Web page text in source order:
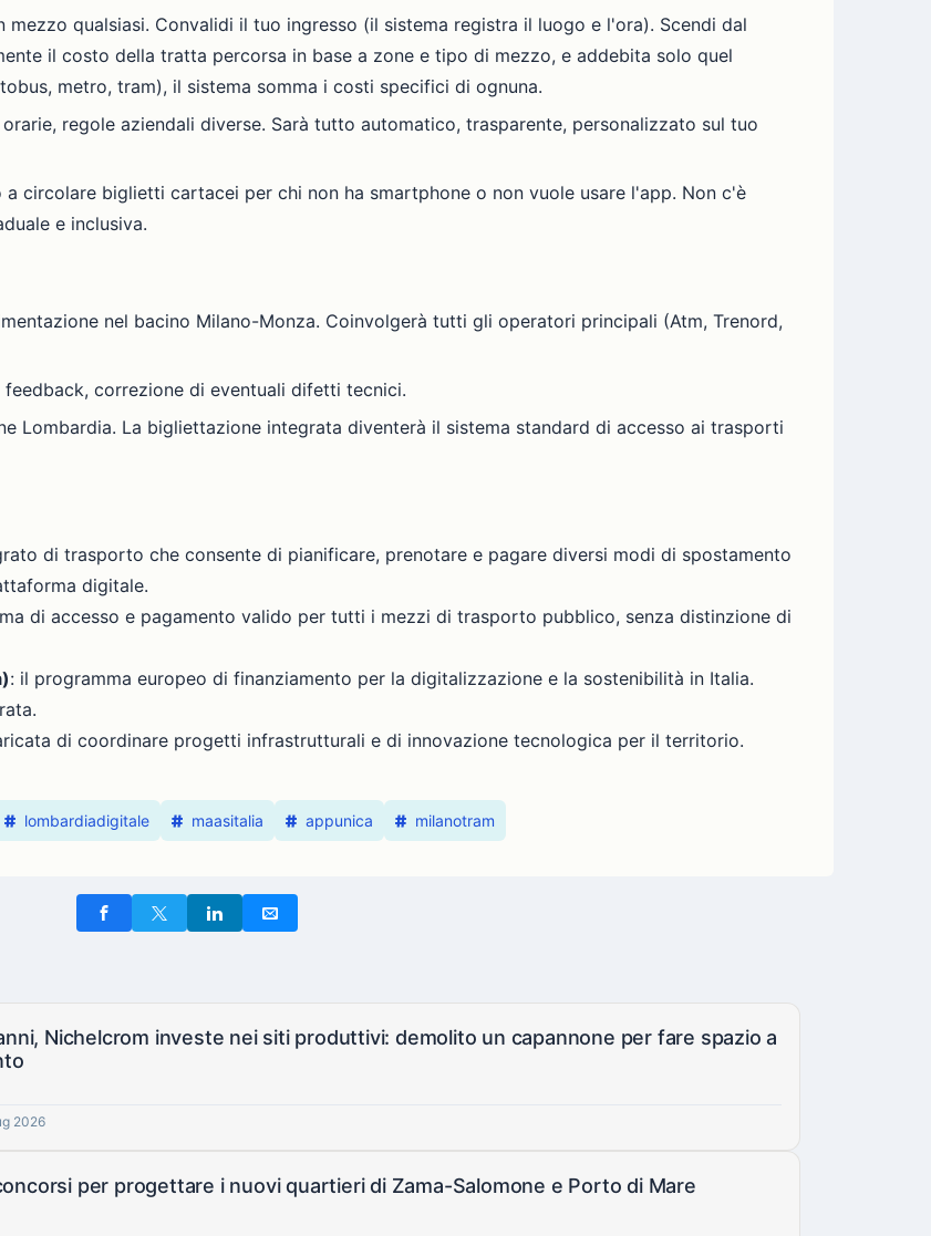
qualsiasi. Convalidi il tuo ingresso (il sistema registra il luogo e l'ora). Scendi dal
il costo della tratta percorsa in base a zone e tipo di mezzo, e addebita solo quel
metro, tram), il sistema somma i costi specifici di ognuna.
regole aziendali diverse. Sarà tutto automatico, trasparente, personalizzato sul tuo
circolare biglietti cartacei per chi non ha smartphone o non vuole usare l'app. Non c'è
e inclusiva.
nel bacino Milano-Monza. Coinvolgerà tutti gli operatori principali (Atm, Trenord,
correzione di eventuali difetti tecnici.
Lombardia. La bigliettazione integrata diventerà il sistema standard di accesso ai trasporti
di trasporto che consente di pianificare, prenotare e pagare diversi modi di spostamento
digitale.
di accesso e pagamento valido per tutti i mezzi di trasporto pubblico, senza distinzione di
: il programma europeo di finanziamento per la digitalizzazione e la sostenibilità in Italia.
di coordinare progetti infrastrutturali e di innovazione tecnologica per il territorio.
lombardiadigitale maasitalia appunica milanotram
Nichelcrom investe nei siti produttivi: demolito un capannone per fare spazio a
2026
per progettare i nuovi quartieri di Zama-Salomone e Porto di Mare